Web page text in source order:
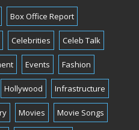
Box Office Report
Celebrities Celeb Talk
Events Fashion
Hollywood Infrastructure
Movies Movie Songs